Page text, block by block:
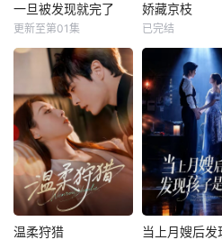
一旦被发现就完了
更新至第01集
娇藏京枝
已完结
温柔狩猎